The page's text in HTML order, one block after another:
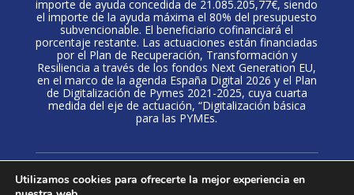
importe de ayuda concedida de 21.085.205,77€, siendo
el importe de la ayuda máxima el 80% del presupuesto
subvencionable. El beneficiario cofinanciará el
porcentaje restante. Las actuaciones están financiadas
por el Plan de Recuperación, Transformación y
Resiliencia a través de los fondos Next Generation EU,
en el marco de la agenda España Digital 2026 y el Plan
de Digitalización de Pymes 2021-2025, cuya cuarta
medida del eje de actuación, “Digitalización básica
para las PYMEs.
Política de privacidad·Aviso Legal·Politica de
Utilizamos cookies para ofrecerte la mejor experiencia en